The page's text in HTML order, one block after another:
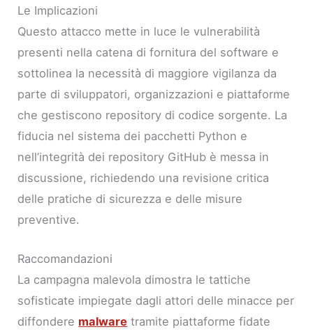
Le Implicazioni
Questo attacco mette in luce le vulnerabilità
presenti nella catena di fornitura del software e
sottolinea la necessità di maggiore vigilanza da
parte di sviluppatori, organizzazioni e piattaforme
che gestiscono repository di codice sorgente. La
fiducia nel sistema dei pacchetti Python e
nell’integrità dei repository GitHub è messa in
discussione, richiedendo una revisione critica
delle pratiche di sicurezza e delle misure
preventive.
Raccomandazioni
La campagna malevola dimostra le tattiche
sofisticate impiegate dagli attori delle minacce per
diffondere malware tramite piattaforme fidate